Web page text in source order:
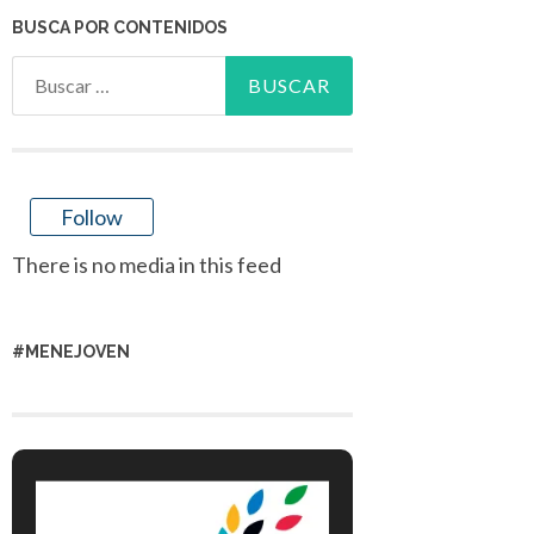
BUSCA POR CONTENIDOS
Follow
There is no media in this feed
#MENEJOVEN